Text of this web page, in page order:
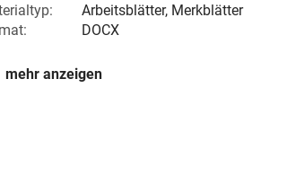
Arbeitsblätter, Merkblätter
DOCX
mehr anzeigen